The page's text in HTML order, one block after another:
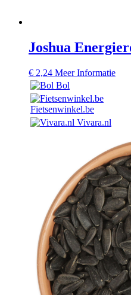
Joshua
€ 2,24 Meer Informatie
Bol
Fietsenwinkel.be
Vivara.nl